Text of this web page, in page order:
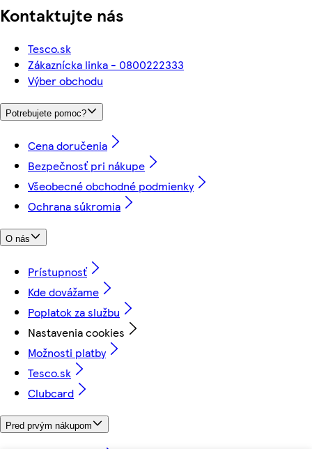
Kontaktujte nás
Tesco.sk
Zákaznícka linka - 0800222333
Výber obchodu
Potrebujete pomoc?
Cena doručenia
Bezpečnosť pri nákupe
Všeobecné obchodné podmienky
Ochrana súkromia
O nás
Prístupnosť
Kde dovážame
Poplatok za službu
Nastavenia cookies
Možnosti platby
Tesco.sk
Clubcard
Pred prvým nákupom